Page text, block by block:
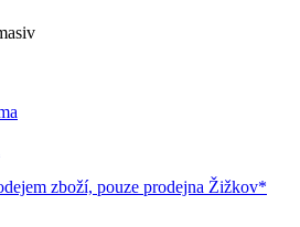
zboží, pouze prodejna Žižkov*